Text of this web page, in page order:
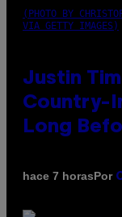
(PHOTO BY
VIA GETTY IMAGES)
Justin
Country-
Long
hace 7 horasPor